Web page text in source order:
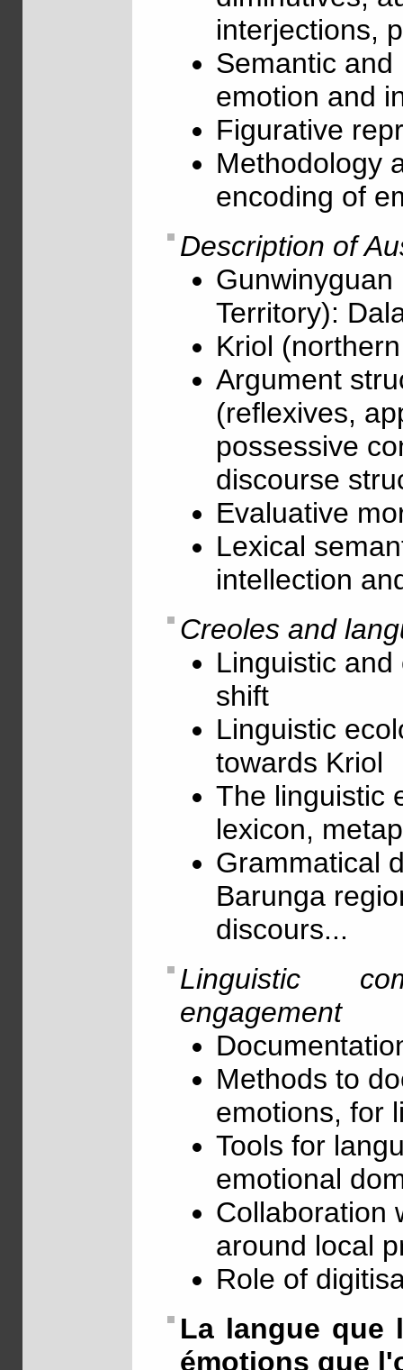
interjections,
Semantic
emotion and
Figurative
Methodology
encoding of
Description of
Territory):
Kriol
Argument
(reflexives,
possessive
discourse
Evaluative
Lexical
intellection
Creoles and
Linguistic
shift
Linguistic
towards Kriol
The linguistic
lexicon,
Grammatical
Barunga
discours...
Linguistic
engagement
Methods to
emotions, for
Tools for
emotional
Collaboration
around local
Role of
La langue que
émotions que